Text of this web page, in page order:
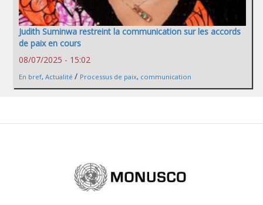
Judith Suminwa restreint la communication sur les accords
de paix en cours
08/07/2025 - 15:02
En bref, Actualité / Processus de paix, communication